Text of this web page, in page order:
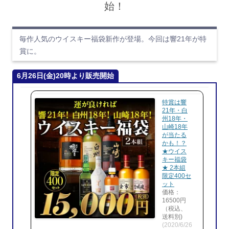
始！
毎作人気のウイスキー福袋新作が登場。今回は響21年が特
賞に。
6月26日(金)20時より販売開始
特賞は響
21年・白
州18年・
山崎18年
が当たる
かも！？
★ウイス
キー福袋
★ 2本組
限定400セ
ット
価格：
16500円
（税込、
送料別)
(2020/6/26